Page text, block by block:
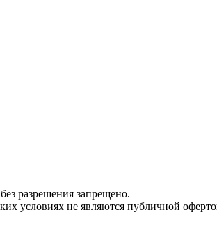
разрешения запрещено.
условиях не являются публичной